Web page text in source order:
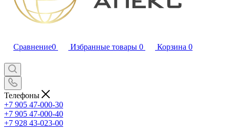
Сравнение0 Избранные товары 0 Корзина 0
Телефоны
+7 905 47-000-30
+7 905 47-000-40
+7 928 43-023-00